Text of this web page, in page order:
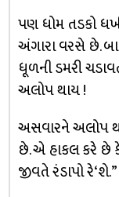
પણ ધોમ તડકો
અંગારા વરસે છે.
ધૂળની ડમરી
અલોપ થાય !
અસવારને અલોપ
છે. એ હાકલ કરે છે
જીવતે રંડાપો રે‘શે.”